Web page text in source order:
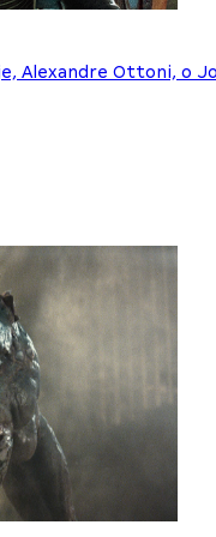
Alexandre Ottoni, o